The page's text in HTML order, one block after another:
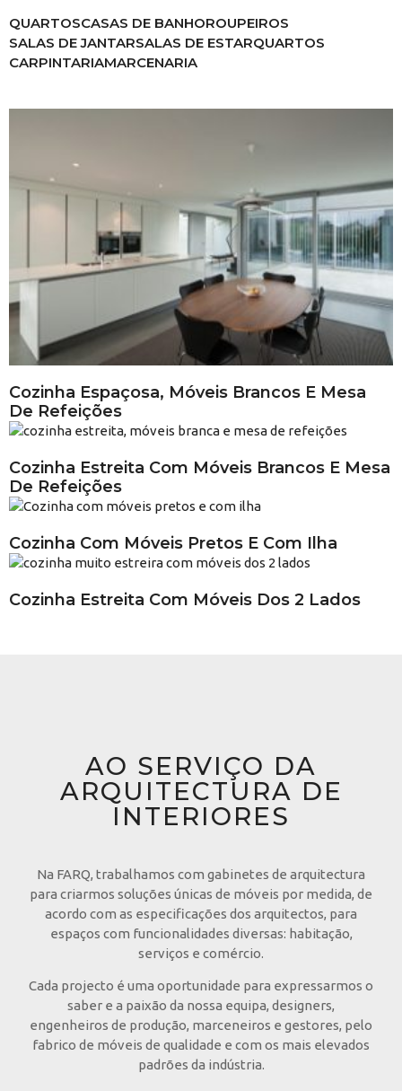
QUARTOSCASAS DE BANHOROUPEIROS
SALAS DE JANTARSALAS DE ESTARQUARTOS
CARPINTARIAMARCENARIA
Cozinha Espaçosa, Móveis Brancos E Mesa
De Refeições
Cozinha Estreita Com Móveis Brancos E Mesa
De Refeições
Cozinha Com Móveis Pretos E Com Ilha
Cozinha Estreita Com Móveis Dos 2 Lados
AO SERVIÇO DA
ARQUITECTURA DE
INTERIORES
Na FARQ, trabalhamos com gabinetes de arquitectura
para criarmos soluções únicas de móveis por medida, de
acordo com as especificações dos arquitectos, para
espaços com funcionalidades diversas: habitação,
serviços e comércio.
Cada projecto é uma oportunidade para expressarmos o
saber e a paixão da nossa equipa, designers,
engenheiros de produção, marceneiros e gestores, pelo
fabrico de móveis de qualidade e com os mais elevados
padrões da indústria.